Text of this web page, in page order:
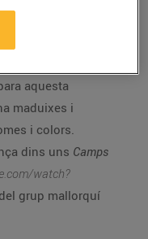
aquesta
dins uns Camps
watch?
grup mallorquí